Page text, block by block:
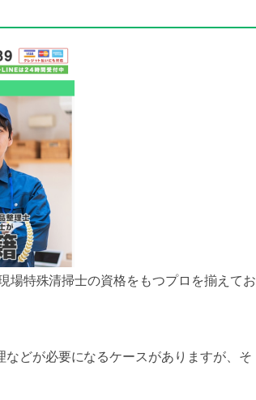
場特殊清掃士の資格をもつプロを揃えてお
どが必要になるケースがありますが、そ